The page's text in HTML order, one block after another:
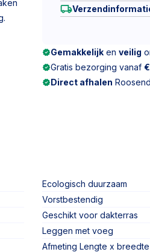
Gemakkelijk en veilig
Gratis bezorging vanaf
Direct afhalen
Ecologisch duurzaam
Vorstbestendig
Geschikt voor dakterras
Leggen met voeg
Afmeting Lengte x breedte